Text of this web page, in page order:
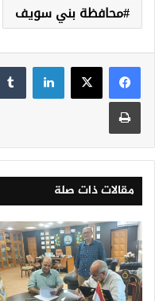
محافظة بني سويف
لينكدإن
مقالات ذات صلة